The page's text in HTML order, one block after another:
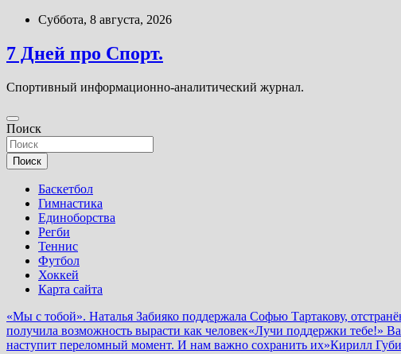
Перейти
содержимому
Суббота, 8 августа, 2026
7 Дней про Спорт.
Спортивный информационно-аналитический журнал.
Поиск
Поиск
Баскетбол
Гимнастика
Единоборства
Регби
Теннис
Футбол
Хоккей
Карта сайта
«Мы с тобой». Наталья Забияко поддержала Софью Тартакову,
получила возможность вырасти как человек«Лучи поддержки тебе!»
наступит переломный момент. И нам важно сохранить их»Кирилл